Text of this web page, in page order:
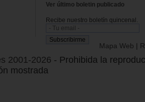
Ver último boletin publicado
Recibe nuestro boletín quincenal.
Mapa Web |
2001-2026 - Prohibida la
mostrada